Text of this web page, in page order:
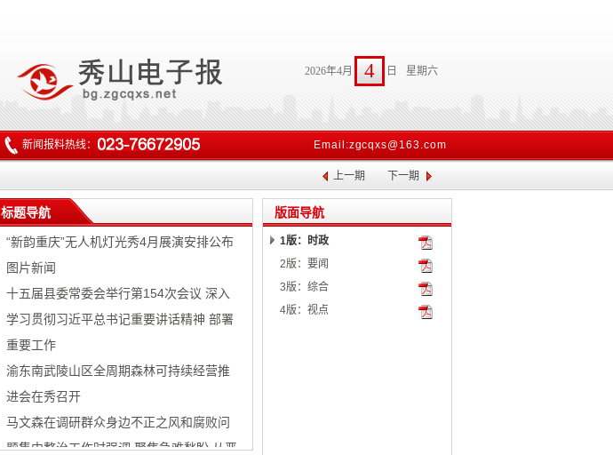
2026年4月 4 日 星期六
Email:zgcqxs@163.com
新闻报料热线：
上一期 下一期
版面导航
1版：时政
2版：要闻
3版：综合
4版：视点
标题导航
“新韵重庆”无人机灯光秀4月展演安排公布
图片新闻
十五届县委常委会举行第154次会议 深入
学习贯彻习近平总书记重要讲话精神 部署
重要工作
渝东南武陵山区全周期森林可持续经营推
进会在秀召开
马文森在调研群众身边不正之风和腐败问
题集中整治工作时强调 聚焦急难愁盼 从严